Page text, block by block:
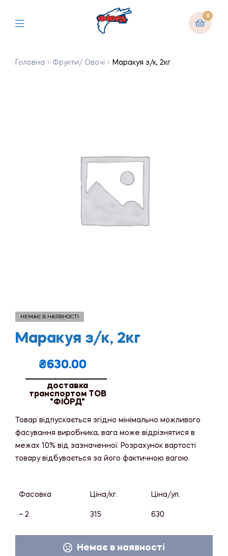
0
Головна Фрукти/ Овочі Маракуя з/к, 2кг
НЕМАЄ В НАЯВНОСТІ
Маракуя з/к, 2кг
₴630.00
доставка
транспортом ТОВ
"ФІОРД"
Товар відпускається згідно мінімально можливого
фасування виробника, вага може відрізнятися в
межах 10% від зазначенної. Розрахунок вартості
товару відбувається за його фактичною вагою.
Фасовка Ціна/кг. Ціна/уп.
~ 2 315 630
Немає в наявності